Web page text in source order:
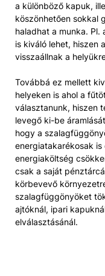
a különböző kapuk,
köszönhetően sokkal
haladhat a munka. Pl.
is kiváló lehet, hiszen
visszaállnak a
Továbbá ez mellett
helyeken is ahol a
választanunk, hiszen
levegő ki-be
hogy a
energiatakarékosak
energiaköltség
csak a saját
körbevevő
szalagfüggönyöket
ajtóknál, ipari
elválasztásánál.